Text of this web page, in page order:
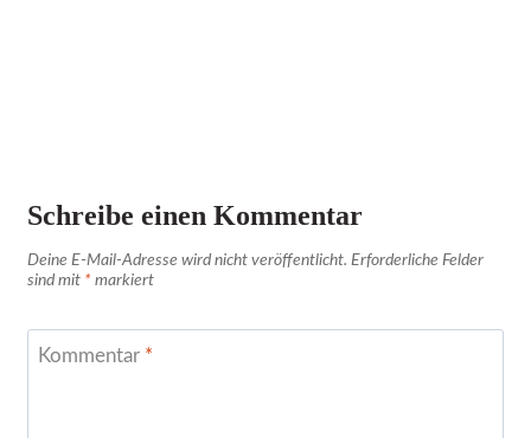
Schreibe einen Kommentar
Deine E-Mail-Adresse wird nicht veröffentlicht. Erforderliche Felder
sind mit * markiert
Kommentar *